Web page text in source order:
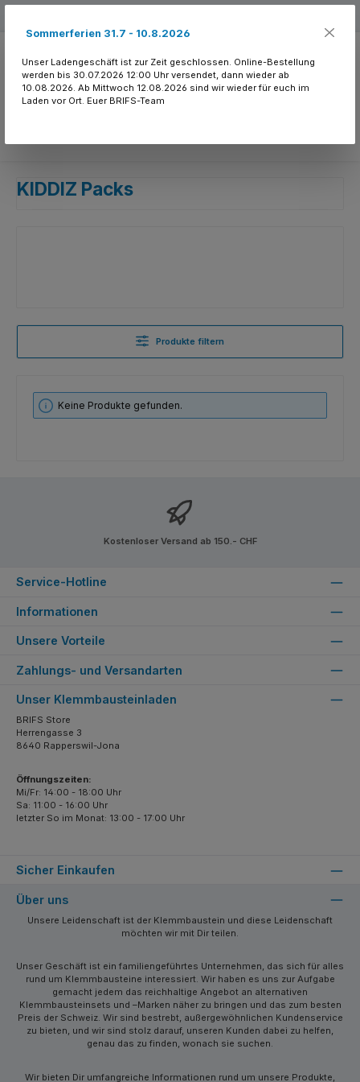
KIDDIZ Packs
Produkte filtern
Keine Produkte gefunden.
Kostenloser Versand ab 150.- CHF
Service-Hotline
Informationen
Unsere Vorteile
Zahlungs- und Versandarten
Sicher Einkaufen
Unser Klemmbausteinladen
BRIFS Store
Herrengasse 3
8640 Rapperswil-Jona
Öffnungszeiten:
Mi/Fr: 14:00 - 18:00 Uhr
Sa: 11:00 - 16:00 Uhr
letzter So im Monat: 13:00 - 17:00 Uhr
Über uns
Unsere Leidenschaft ist der Klemmbaustein und diese Leidenschaft
möchten wir mit Dir teilen.
Unser Geschäft ist ein familiengeführtes Unternehmen, das sich für alles
rund um Klemmbausteine interessiert. Wir haben es uns zur Aufgabe
gemacht jedem das reichhaltige Angebot an alternativen
Klemmbausteinsets und –Marken näher zu bringen und das zum besten
Preis der Schweiz. Wir sind bestrebt, außergewöhnlichen Kundenservice
zu bieten, und wir sind stolz darauf, unseren Kunden dabei zu helfen,
genau das zu finden, wonach sie suchen.
Wir bieten Dir umfangreiche Informationen rund um unsere Produkte,
Sommerferien 31.7 - 10.8.2026
Unser Ladengeschäft ist zur Zeit geschlossen. Online-Bestellung
werden bis 30.07.2026 12:00 Uhr versendet, dann wieder ab
10.08.2026. Ab Mittwoch 12.08.2026 sind wir wieder für euch im
Laden vor Ort. Euer BRIFS-Team